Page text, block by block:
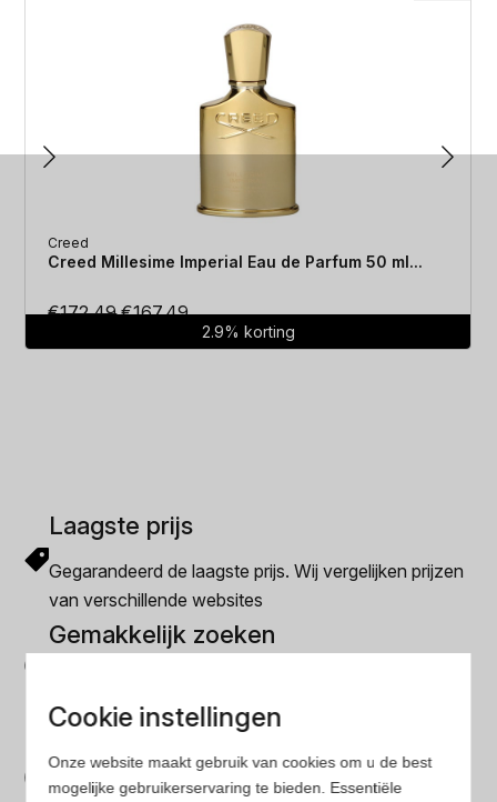
Creed
Creed Millesime Imperial Eau de Parfum 50 ml...
€172.49Oorspronkelijke
€167.49Huidige
prijs
2.9% korting
Laagste prijs
Gegarandeerd de laagste prijs. Wij vergelijken prijzen
van verschillende websites
Gemakkelijk zoeken
parfum met onze geavanceerde zoekfilters
Wij hebben alle prijzen voor je verzameld zodat jij
Cookie instellingen
Onze website maakt gebruik van cookies om u de best
mogelijke gebruikerservaring te bieden. Essentiële